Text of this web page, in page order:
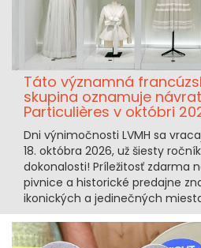
Táto významná
skupina oznamuje
Particulières v októbri
Dni výnimočnosti LVMH sa
18. októbra 2026, už šiesty
dokonalosti! Príležitosť zdarma
pivnice a historické predajne
ikonických a jedinečných